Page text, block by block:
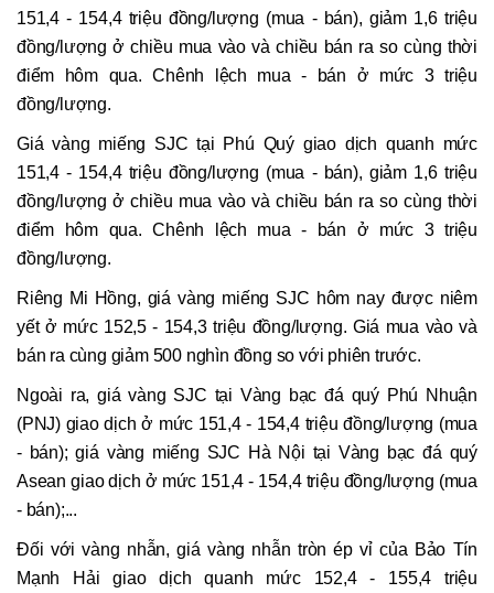
151,4 - 154,4 triệu đồng/lượng (mua - bán), giảm 1,6 triệu
đồng/lượng ở chiều mua vào và chiều bán ra so cùng thời
điểm hôm qua. Chênh lệch mua - bán ở mức 3 triệu
đồng/lượng.
Giá vàng miếng SJC tại Phú Quý giao dịch quanh mức
151,4 - 154,4 triệu đồng/lượng (mua - bán), giảm 1,6 triệu
đồng/lượng ở chiều mua vào và chiều bán ra so cùng thời
điểm hôm qua. Chênh lệch mua - bán ở mức 3 triệu
đồng/lượng.
Riêng Mi Hồng, giá vàng miếng SJC hôm nay được niêm
yết ở mức 152,5 - 154,3 triệu đồng/lượng. Giá mua vào và
bán ra cùng giảm 500 nghìn đồng so với phiên trước.
Ngoài ra, giá vàng SJC tại Vàng bạc đá quý Phú Nhuận
(PNJ) giao dịch ở mức 151,4 - 154,4 triệu đồng/lượng (mua
- bán); giá vàng miếng SJC Hà Nội tại Vàng bạc đá quý
Asean giao dịch ở mức 151,4 - 154,4 triệu đồng/lượng (mua
- bán);...
Đối với vàng nhẫn, giá vàng nhẫn tròn ép vỉ của Bảo Tín
Mạnh Hải giao dịch quanh mức 152,4 - 155,4 triệu